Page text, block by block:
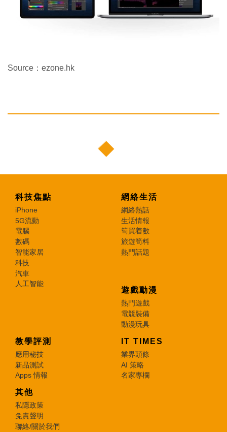
Source：ezone.hk
科技焦點
iPhone
5G流動
電腦
數碼
智能家居
科技
汽車
人工智能
網絡生活
網絡熱話
生活情報
筍買着數
旅遊筍料
熱門話題
遊戲動漫
熱門遊戲
電競裝備
動漫玩具
教學評測
應用秘技
新品測試
Apps 情報
IT TIMES
業界頭條
AI 策略
名家專欄
其他
私隱政策
免責聲明
聯絡/關於我們